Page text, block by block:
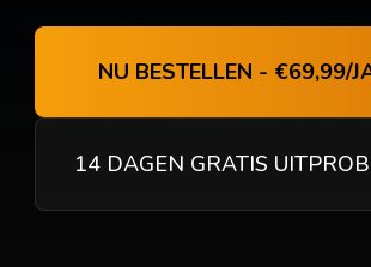
NU BESTELLEN - €69,99/
14 DAGEN GRATIS